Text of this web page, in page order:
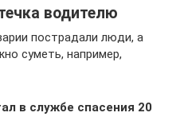
водителю
пострадали люди, а
суметь, например,
в службе спасения 20